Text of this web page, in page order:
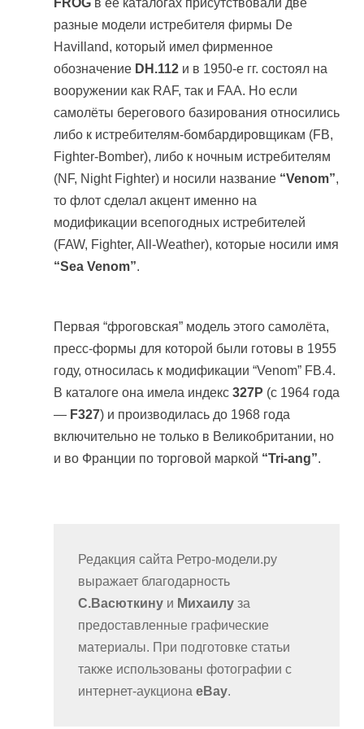
FROG в её каталогах присутствовали две
разные модели истребителя фирмы De
Havilland, который имел фирменное
обозначение DH.112 и в 1950-е гг. состоял на
вооружении как RAF, так и FAA. Но если
самолёты берегового базирования относились
либо к истребителям-бомбардировщикам (FB,
Fighter-Bomber), либо к ночным истребителям
(NF, Night Fighter) и носили название “Venom”,
то флот сделал акцент именно на
модификации всепогодных истребителей
(FAW, Fighter, All-Weather), которые носили имя
“Sea Venom”.
Первая “фроговская” модель этого самолёта,
пресс-формы для которой были готовы в 1955
году, относилась к модификации “Venom” FB.4.
В каталоге она имела индекс 327P (с 1964 года
— F327) и производилась до 1968 года
включительно не только в Великобритании, но
и во Франции по торговой маркой “Tri-ang”.
Редакция сайта Ретро-модели.ру
выражает благодарность
С.Васюткину и Михаилу за
предоставленные графические
материалы. При подготовке статьи
также использованы фотографии с
интернет-аукциона eBay.